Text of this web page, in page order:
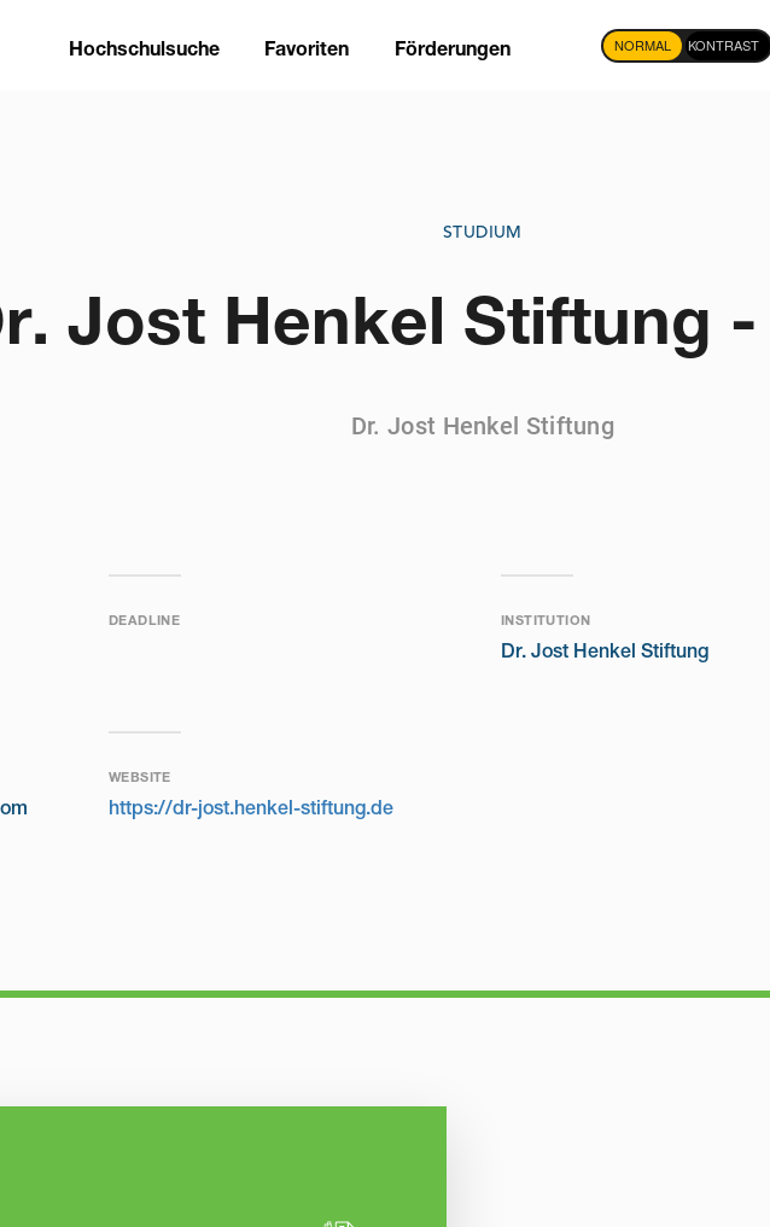
Main
Hochschulsuche Favoriten Förderungen NORMAL KONTRAST
STUDIUM
Jost Henkel Stiftung
Dr. Jost Henkel Stiftung
DEADLINE INSTITUTION
Dr. Jost Henkel Stiftung
WEBSITE
https://dr-jost.henkel-stiftung.de